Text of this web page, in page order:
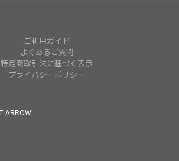
ご利用ガイド
よくあるご質問
特定商取引法に基づく表示
プライバシーポリシー